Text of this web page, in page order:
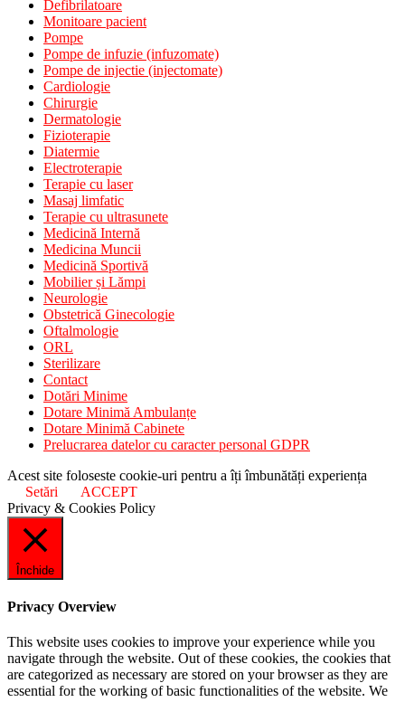
Defibrilatoare
Monitoare pacient
Pompe
Pompe de infuzie (infuzomate)
Pompe de injectie (injectomate)
Cardiologie
Chirurgie
Dermatologie
Fizioterapie
Diatermie
Electroterapie
Terapie cu laser
Masaj limfatic
Terapie cu ultrasunete
Medicină Internă
Medicina Muncii
Medicină Sportivă
Mobilier și Lămpi
Neurologie
Obstetrică Ginecologie
Oftalmologie
ORL
Sterilizare
Contact
Dotări Minime
Dotare Minimă Ambulanțe
Dotare Minimă Cabinete
Prelucrarea datelor cu caracter personal GDPR
Acest site foloseste cookie-uri pentru a îți îmbunătăți experiența
Setări
ACCEPT
Privacy & Cookies Policy
Închide
Privacy Overview
This website uses cookies to improve your experience while you
navigate through the website. Out of these cookies, the cookies that
are categorized as necessary are stored on your browser as they are
essential for the working of basic functionalities of the website. We